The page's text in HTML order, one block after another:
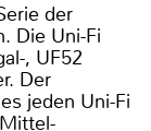
der
Die Uni-Fi
, UF52
Der
jeden Uni-Fi